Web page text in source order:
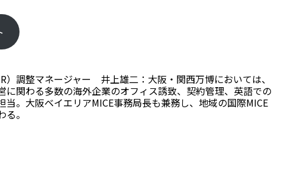
）調整マネージャー 井上雄二：大阪・関西万博においては、
に関わる多数の海外企業のオフィス誘致、契約管理、英語での
当。大阪ベイエリアMICE事務局長も兼務し、地域の国際MICE
。